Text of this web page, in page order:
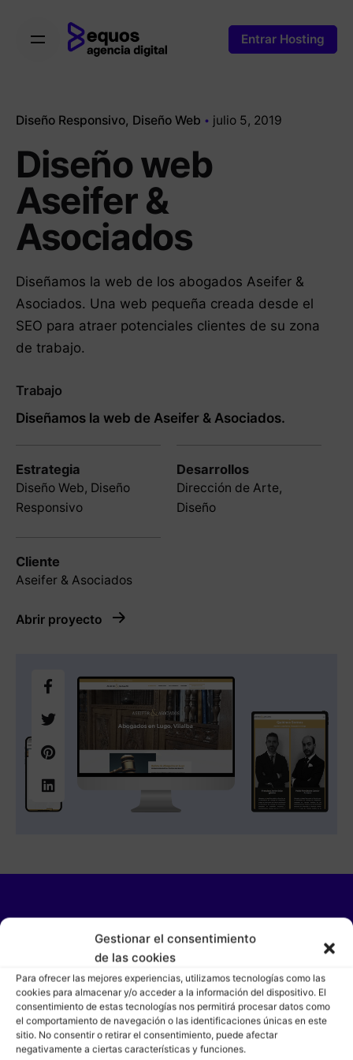
Gestionar el consentimiento
de las cookies
Para ofrecer las mejores experiencias, utilizamos tecnologías como las
cookies para almacenar y/o acceder a la información del dispositivo. El
consentimiento de estas tecnologías nos permitirá procesar datos como
el comportamiento de navegación o las identificaciones únicas en este
sitio. No consentir o retirar el consentimiento, puede afectar
negativamente a ciertas características y funciones.
content
Entrar Hosting
Diseño Responsivo Diseño Web julio 5, 2019
Diseño web
Aseifer &
Asociados
Diseñamos la web de los abogados Aseifer &
Asociados. Una web pequeña creada desde el
SEO para atraer potenciales clientes de su zona
de trabajo.
Trabajo
Diseñamos la web de Aseifer & Asociados.
Estrategia
Diseño Web, Diseño
Responsivo
Desarrollos
Dirección de Arte,
Diseño
Cliente
Aseifer & Asociados
Abrir proyecto
HABLEMOS
¿Tienes un proyecto?
CONTACTAR